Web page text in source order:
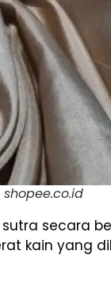
secara
kain yang